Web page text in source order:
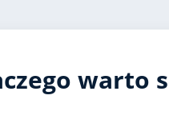
warto